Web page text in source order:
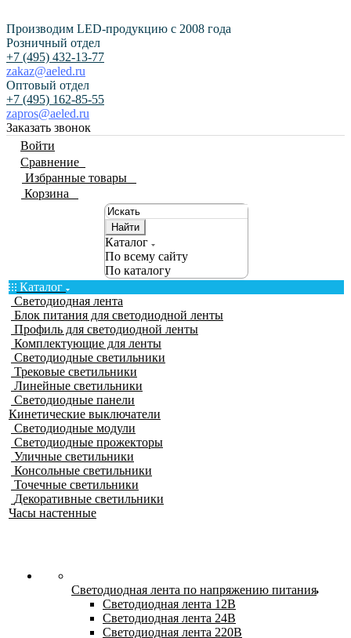
Производим LED-продукцию с 2008 года
Розничный отдел
+7 (495) 432-13-77
zakaz@aeled.ru
Оптовый отдел
+7 (495) 162-85-55
zapros@aeled.ru
Заказать звонок
Войти
Сравнение
Избранные товары
Корзина
Найти
Каталог
По всему сайту
По каталогу
Каталог
Светодиодная лента
Блок питания для светодиодной ленты
Профиль для светодиодной ленты
Комплектующие для ленты
Светодиодные светильники
Трековые светильники
Линейные светильники
Светодиодные панели
Кинетические выключатели
Светодиодные модули
Светодиодные прожекторы
Уличные светильники
Консольные светильники
Точечные светильники
Декоративные светильники
Часы настенные
Светодиодная лента по напряжению питания
Светодиодная лента 12В
Светодиодная лента 24В
Светодиодная лента 220В